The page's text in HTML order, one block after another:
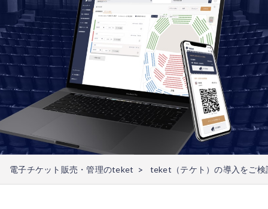
電子チケット販売・管理のteket teket（テケト）の導入をご検